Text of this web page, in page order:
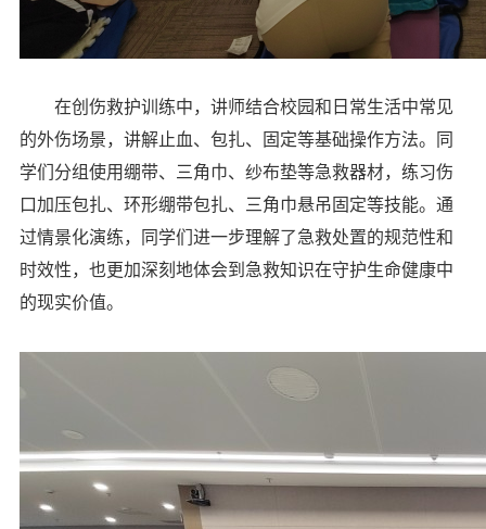
在创伤救护训练中，讲师结合校园和日常生活中常见
的外伤场景，讲解止血、包扎、固定等基础操作方法。同
学们分组使用绷带、三角巾、纱布垫等急救器材，练习伤
口加压包扎、环形绷带包扎、三角巾悬吊固定等技能。通
过情景化演练，同学们进一步理解了急救处置的规范性和
时效性，也更加深刻地体会到急救知识在守护生命健康中
的现实价值。